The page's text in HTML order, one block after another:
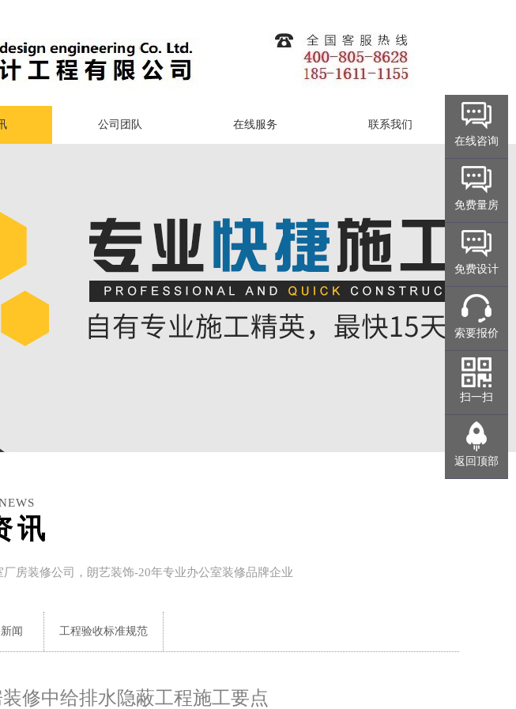
公司团队 在线服务 联系我们
讯
房装修公司，朗艺装饰-20年专业办公室装修品牌企业
闻 工程验收标准规范
装修中给排水隐蔽工程施工要点
在线咨询
免费量房
免费设计
索要报价
扫一扫
返回顶部